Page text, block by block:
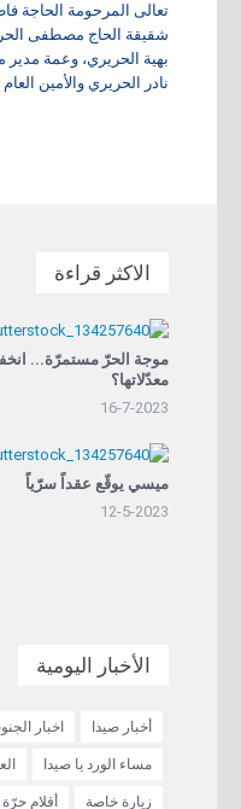
تعالى المرحومة الحاجة
شقيقة الحاج مصطفى
بهية الحريري، وعمة
نادر الحريري والأمين
الاكثر قراءة
موجة الحرّ مستمرّة...
معدّلاتها؟
16-7-2023
ميسي يوقّع عقداً سرّياً
12-5-2023
الأخبار اليومية
أخبار صيدا اخبار
مساء الورد يا صيدا
زيارة خاصة أقلام حرّة